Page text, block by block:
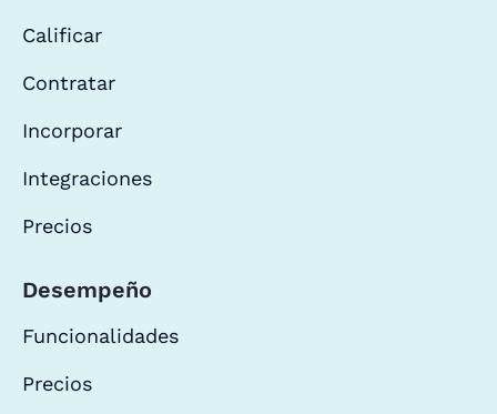
Calificar
Contratar
Incorporar
Integraciones
Precios
Desempeño
Funcionalidades
Precios